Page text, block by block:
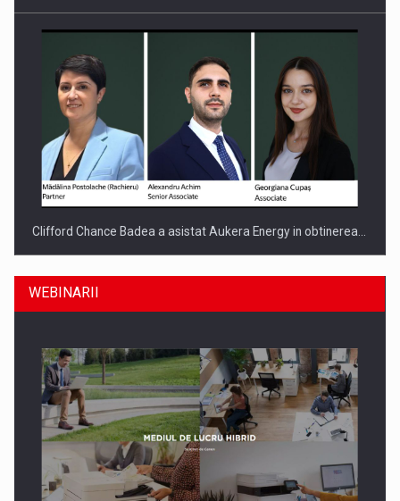
Clifford Chance Badea a asistat Aukera Energy in obtinerea…
SAPTE PERSONALITATI DIN MEDIUL DE AFACERI, ACADEMIC
SI INSTITUTIONAL…
WEBINARII